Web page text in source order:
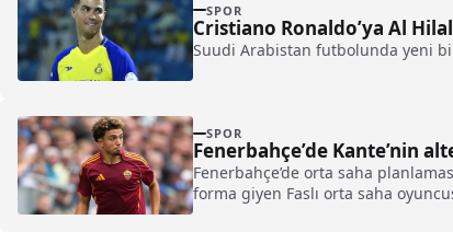
SPOR
Cristiano Ronaldo’ya Al
Suudi Arabistan futbolunda yeni
SPOR
Fenerbahçe’de Kante’nin
Fenerbahçe’de orta saha
forma giyen Faslı orta saha